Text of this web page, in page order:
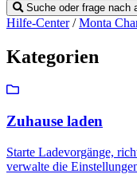
Suche oder frage nach
Hilfe-Center / Monta
Kategorien
Zuhause laden
Starte Ladevorgänge,
verwalte die